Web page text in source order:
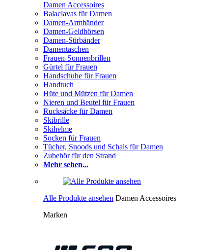
Damen Accessoires
Balaclavas für Damen
Damen-Armbänder
Damen-Geldbörsen
Damen-Stirbänder
Damentaschen
Frauen-Sonnenbrillen
Gürtel für Frauen
Handschuhe für Frauen
Handtuch
Hüte und Mützen für Damen
Nieren und Beutel für Frauen
Rucksäcke für Damen
Skibrille
Skihelme
Socken für Frauen
Tücher, Snoods und Schals für Damen
Zubehör für den Strand
Mehr sehen...
Alle Produkte ansehen Damen Accessoires
Marken